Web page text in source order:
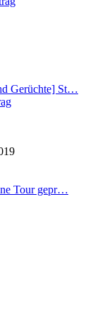
Gerüchte] St…
Tour gepr…